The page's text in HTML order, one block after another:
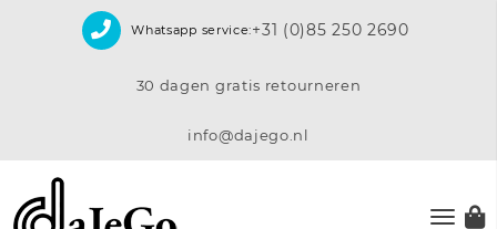
Whatsapp service:+31 (0)85 250 2690
30 dagen gratis retourneren
info@dajego.nl